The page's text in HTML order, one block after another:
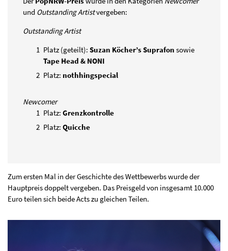
und Outstanding Artistvergeben:
Outstanding Artist
Platz (geteilt): Suzan Köcher’s Suprafon sowie
Tape Head & NONI
Platz: nothhingspecial
Newcomer
Platz: Grenzkontrolle
Platz: Quicche
Zum ersten Mal in der Geschichte des Wettbewerbs wurde der
Hauptpreis doppelt vergeben. Das Preisgeld von insgesamt 10.000
Euro teilen sich beide Acts zu gleichen Teilen.